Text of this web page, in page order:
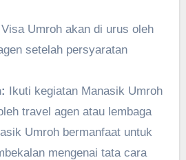
Umroh akan di urus oleh
setelah persyaratan
Ikuti kegiatan Manasik Umroh
travel agen atau lembaga
Umroh bermanfaat untuk
mengenai tata cara